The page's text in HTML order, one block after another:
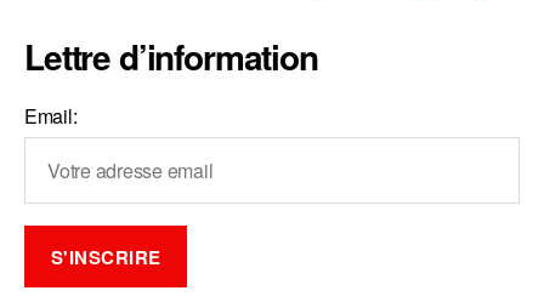
Lettre d’information
Email: